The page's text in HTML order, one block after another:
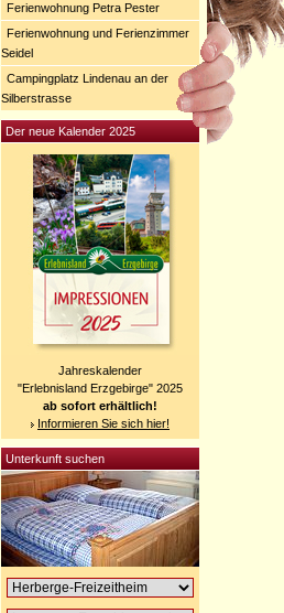
Ferienwohnung Petra Pester
Ferienwohnung und Ferienzimmer
Seidel
Campingplatz Lindenau an der
Silberstrasse
Der neue Kalender 2025
Jahreskalender
"Erlebnisland Erzgebirge" 2025
ab sofort erhältlich!
Informieren Sie sich hier!
Unterkunft suchen